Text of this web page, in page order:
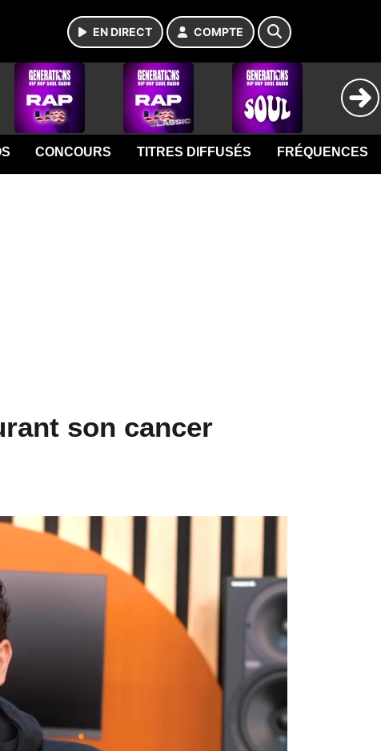
EN DIRECT COMPTE
CONCOURS TITRES DIFFUSÉS FRÉQUENCES
son cancer